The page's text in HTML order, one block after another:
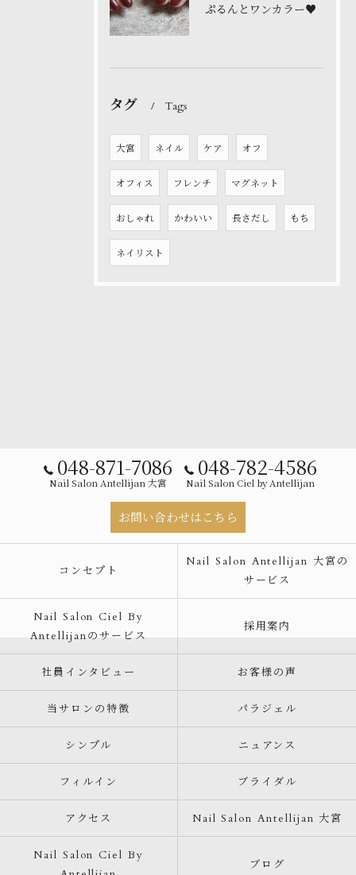
ぷるんとワンカラー♥️
タグ Tags
大宮 ネイル ケア オフ
オフィス フレンチ マグネット
おしゃれ かわいい 長さだし もち
ネイリスト
048-871-7086
Nail Salon Antellijan 大宮
048-782-4586
Nail Salon Ciel by Antellijan
お問い合わせはこちら
コンセプト
Nail Salon Antellijan 大宮の
サービス
Nail Salon Ciel By
Antellijanのサービス
採用案内
社員インタビュー お客様の声
当サロンの特徴 パラジェル
シンプル ニュアンス
フィルイン ブライダル
アクセス Nail Salon Antellijan 大宮
Nail Salon Ciel By
ブログ